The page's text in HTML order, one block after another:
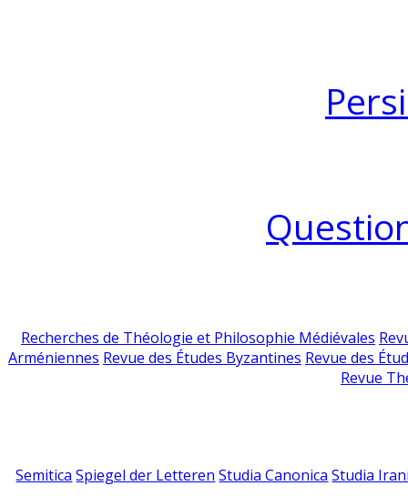
Recherches de Théologie et Philosophie Médiévales
Arméniennes Revue des Études Byzantines Revue des
Revue
Semitica Spiegel der Letteren Studia Canonica Studia